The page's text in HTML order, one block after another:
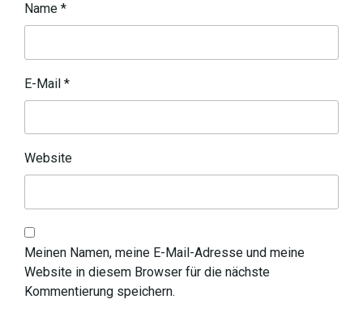
Name *
E-Mail *
Website
Meinen Namen, meine E-Mail-Adresse und meine
Website in diesem Browser für die nächste
Kommentierung speichern.